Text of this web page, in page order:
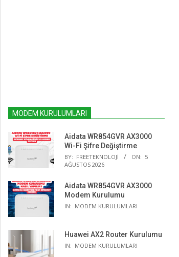
MODEM KURULUMLARI
Aidata WR854GVR AX3000
Wi-Fi Şifre Değiştirme
BY: FREETEKNOLOJI ON: 5
AĞUSTOS 2026
Aidata WR854GVR AX3000
Modem Kurulumu
IN: MODEM KURULUMLARI
Huawei AX2 Router Kurulumu
IN: MODEM KURULUMLARI